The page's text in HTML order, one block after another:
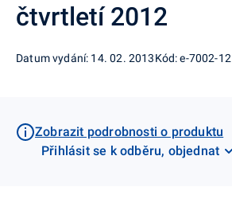
čtvrtletí 2012
Datum vydání: 14. 02. 2013Kód: e-7002-12
Zobrazit podrobnosti o produktu
Přihlásit se k odběru, objednat